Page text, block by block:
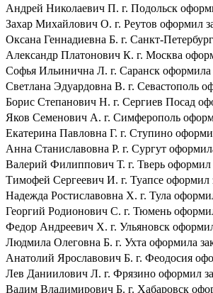
Андрей Николаевич П. г. Подольск
Захар Михайлович О. г. Реутов оформил
Оксана Геннадиевна Б. г. Санкт-
Александр Платонович К. г. Москва
Софья Ильинична Л. г. Саранск оформила
Светлана Эдуардовна В. г. Севастополь
Борис Степанович Н. г. Сергиев Посад
Яков Семенович А. г. Симферополь
Екатерина Павловна Г. г. Ступино
Анна Станиславовна Р. г. Сургут
Валерий Филиппович Т. г. Тверь оформил
Тимофей Сергеевич И. г. Туапсе оформил
Надежда Ростиславовна Х. г. Тула
Георгий Родионович С. г. Тюмень
Федор Андреевич Х. г. Ульяновск
Людмила Олеговна Б. г. Ухта оформила
Анатолий Ярославович Б. г. Феодосия
Лев Даниилович Л. г. Фрязино оформил
Вадим Владимирович Б. г. Хабаровск